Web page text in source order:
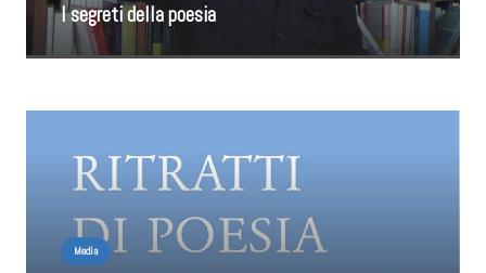
I segreti della poesia
Media